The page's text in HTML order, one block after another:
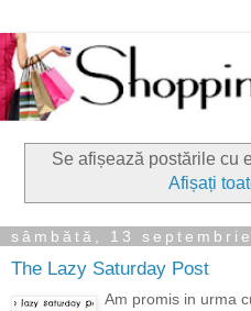
Se afișează postările cu
Afișați
sâmbătă, 13
The Lazy Saturday Post
Am promis in urma